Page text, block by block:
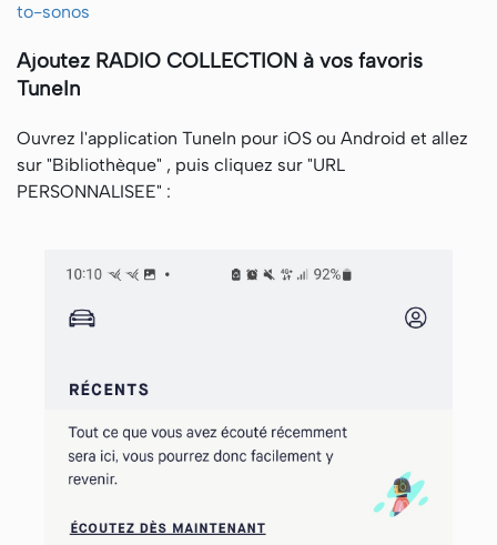
to-sonos
Ajoutez RADIO COLLECTION à vos favoris
TuneIn
Ouvrez l'application TuneIn pour iOS ou Android et allez
sur "Bibliothèque" , puis cliquez sur "URL
PERSONNALISEE" :